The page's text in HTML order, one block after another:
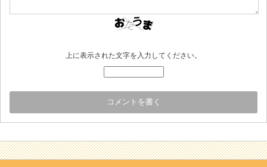
上に表示された文字を入力してください。